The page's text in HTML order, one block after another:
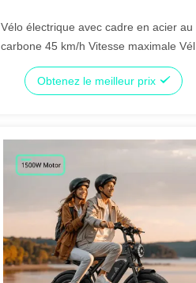
Vélo électrique avec cadre en acier au
carbone 45 km/h Vitesse maximale Vélo
électrique motorisé
Obtenez le meilleur prix